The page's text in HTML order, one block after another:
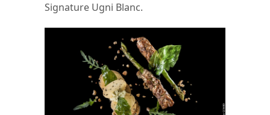
Signature Ugni Blanc.